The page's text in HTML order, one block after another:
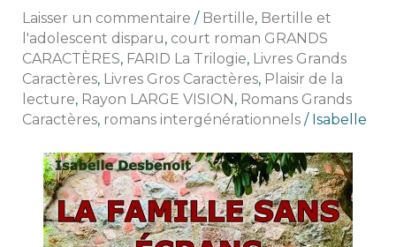
Laisser un commentaire / Bertille, Bertille et
l'adolescent disparu, court roman GRANDS
CARACTÈRES, FARID La Trilogie, Livres Grands
Caractères, Livres Gros Caractères, Plaisir de la
lecture, Rayon LARGE VISION, Romans Grands
Caractères, romans intergénérationnels/ Isabelle
Un
dilemme
actuel